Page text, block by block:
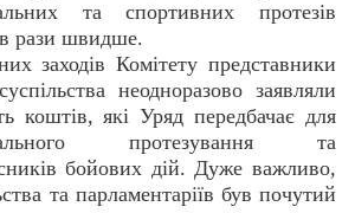
та спортивних протезів
в рази швидше.
заходів Комітету представники
неодноразово заявляли
коштів, які Уряд передбачає для
протезування та
бойових дій. Дуже важливо,
та парламентаріїв був почутий